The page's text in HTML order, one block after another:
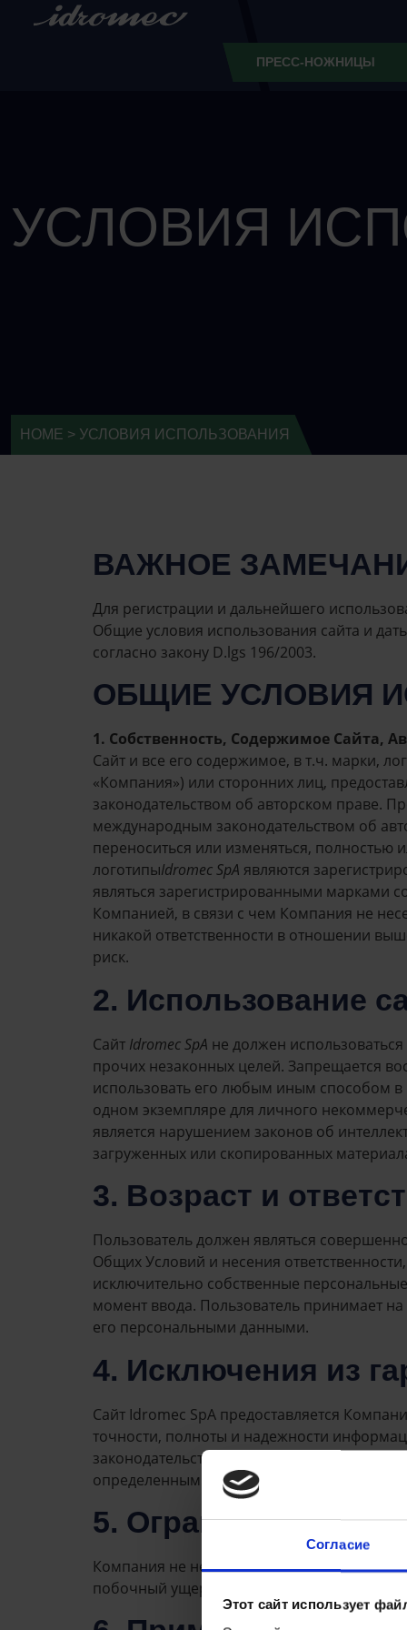
Согласие
Этот сайт использует
ПРЕСС-НОЖНИЦЫ
УСЛОВИЯ
HOME > УСЛОВИЯ ИСПОЛЬЗОВАНИЯ
ВАЖНОЕ
Для регистрации и дальнейшего
Общие условия использования сайта и
согласно закону D.lgs 196/2003.
ОБЩИЕ УСЛОВИЯ
1. Собственность, Содержимое Сайта,
Сайт и все его содержимое, в т.ч. марки,
«Компания») или сторонних лиц,
законодательством об авторском праве.
международным законодательством об
переноситься или изменяться, полностью
логотипыIdromec SpA являются
являться зарегистрированными марками
Компанией, в связи с чем Компания не
никакой ответственности в отношении
риск.
2. Использование
Сайт Idromec SpA не должен
прочих незаконных целей. Запрещается
использовать его любым иным способом в
одном экземпляре для личного
является нарушением законов об
загруженных или скопированных
3. Возраст и
Пользователь должен являться
Общих Условий и несения
исключительно собственные
момент ввода. Пользователь принимает на
его персональными данными.
4. Исключения из
Сайт Idromec SpA предоставляется
точности, полноты и надежности
законодательством, Компания не дает
определенным целям.
5. Ограничения
Компания не несет ответственности за
побочный ущерб.